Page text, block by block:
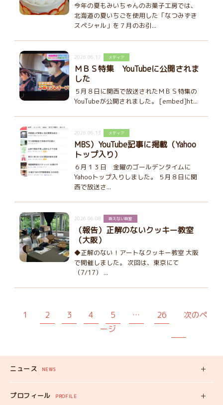
今年の夏もみいちゃんのお菓子工房では、
北海道の夏いちごを使用した「なつみずき
スペシャル」を７月のお引...
2026.06.17 メディア
ＭＢＳ特集 YouTubeに公開されま
した
５月８日に関西で放送されたＭＢＳ特集の
YouTubeが公開されました。 [embed]ht...
2026.06.13 メディア
MBS）YouTube記事に掲載（Yahoo
トップ入り）
６月１３日 金曜のゴールデンタイムに
Yahooトップ入りしました。 ５月８日に関
西で放送さ...
2026.06.08 教えない教室
（報告）正解のないクッキー教室
（大阪）
◆正解のない！アートなクッキー教室 大阪
で開催しました。 次回は、東京にて
（7/17） ...
1 2 3 4 5 … 26
次のペ
ージ
ニュース NEWS
新着記事
プロフィール PROFILE